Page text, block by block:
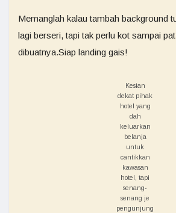
Memanglah kalau tambah background
lagi berseri, tapi tak perlu kot sampai
dibuatnya.Siap landing gais!
Kesian
dekat pihak
hotel yang
dah
keluarkan
belanja
untuk
cantikkan
kawasan
hotel, tapi
senang-
senang je
pengunjung